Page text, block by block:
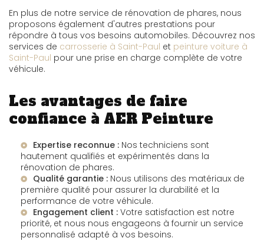
En plus de notre service de rénovation de phares, nous
proposons également d'autres prestations pour
répondre à tous vos besoins automobiles. Découvrez nos
services de carrosserie à Saint-Paul et peinture voiture à
Saint-Paul pour une prise en charge complète de votre
véhicule.
Les avantages de faire
confiance à AER Peinture
Expertise reconnue : Nos techniciens sont
hautement qualifiés et expérimentés dans la
rénovation de phares.
Qualité garantie : Nous utilisons des matériaux de
première qualité pour assurer la durabilité et la
performance de votre véhicule.
Engagement client : Votre satisfaction est notre
priorité, et nous nous engageons à fournir un service
personnalisé adapté à vos besoins.